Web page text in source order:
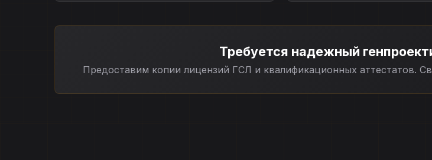
Требуется надежный
Предоставим копии лицензий ГСЛ и квалификационных аттестатов.